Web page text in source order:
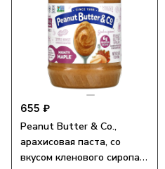
655 ₽
Peanut Butter & Co.,
арахисовая паста, со
вкусом кленового сиропа,